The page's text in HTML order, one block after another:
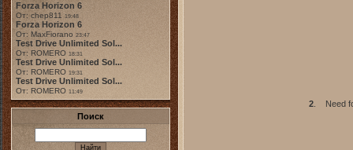
Forza Horizon 6
От: chep811 19:48
Forza Horizon 6
От: MaxFiorano 23:47
Test Drive Unlimited Sol...
От: ROMERO 18:31
Test Drive Unlimited Sol...
От: ROMERO 19:31
Test Drive Unlimited Sol...
От: ROMERO 11:49
Поиск
2. Need